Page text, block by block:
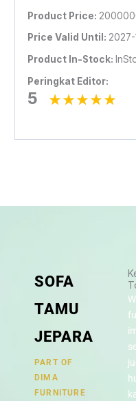
Product Price:
Price Valid Until: 2027-
Product In-Stock:
Peringkat Editor:
5
SOFA
TAMU
JEPARA
PART OF
DIMA
FURNITURE